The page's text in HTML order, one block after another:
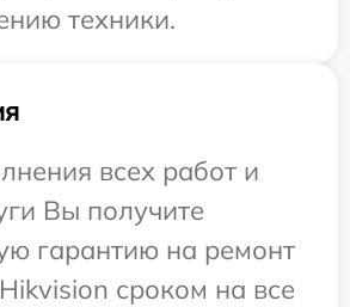
техники.
всех работ и
Вы получите
гарантию на ремонт
сроком на все